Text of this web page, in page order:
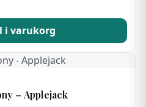
i varukorg
– Applejack